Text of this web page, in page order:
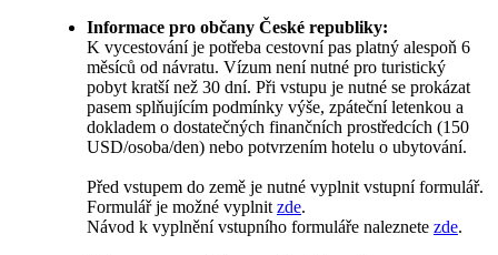
Informace pro občany České republiky:
K vycestování je potřeba cestovní pas platný alespoň 6
měsíců od návratu. Vízum není nutné pro turistický
pobyt kratší než 30 dní. Při vstupu je nutné se prokázat
pasem splňujícím podmínky výše, zpáteční letenkou a
dokladem o dostatečných finančních prostředcích (150
USD/osoba/den) nebo potvrzením hotelu o ubytování.
Před vstupem do země je nutné vyplnit vstupní formulář.
Formulář je možné vyplnit zde.
Návod k vyplnění vstupního formuláře naleznete zde.